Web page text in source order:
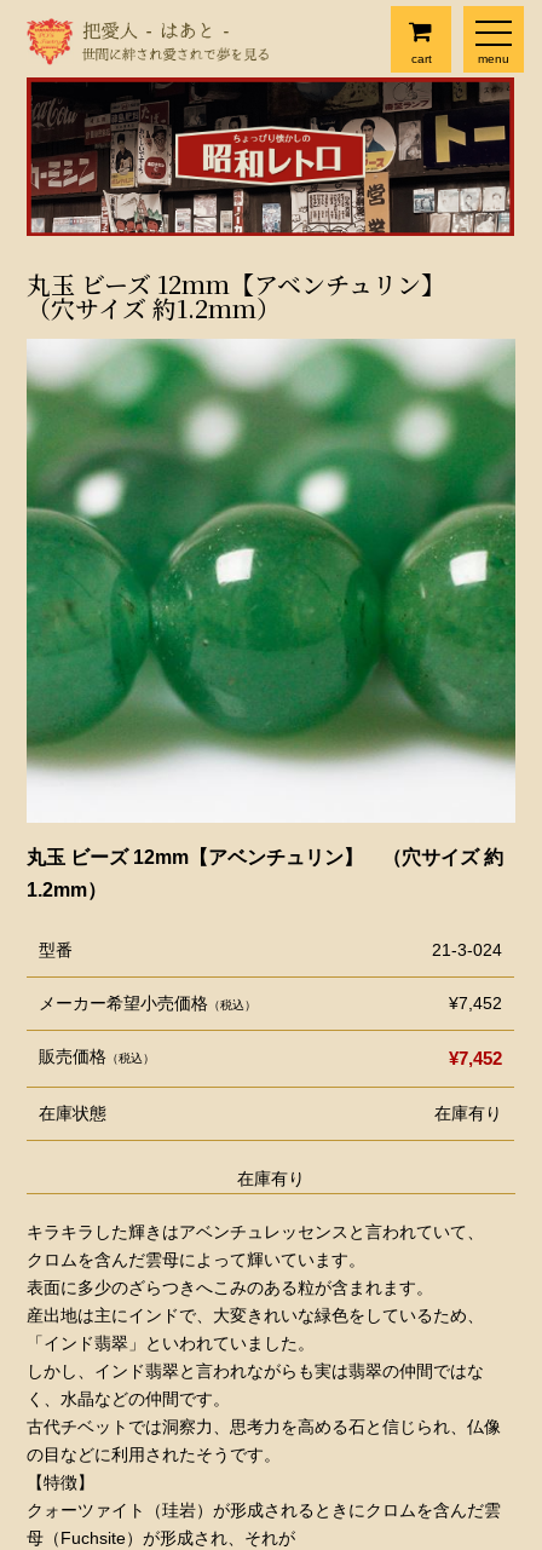
menu
cart
丸玉 ビーズ 12mm【アベンチュリン】
（穴サイズ 約1.2mm）
丸玉 ビーズ 12mm【アベンチュリン】 （穴サイズ 約
1.2mm）
型番 21-3-024
メーカー希望小売価格 （税込） ¥7,452
販売価格 （税込） ¥7,452
在庫状態 在庫有り
在庫有り
キラキラした輝きはアベンチュレッセンスと言われていて、
クロムを含んだ雲母によって輝いています。
表面に多少のざらつきへこみのある粒が含まれます。
産出地は主にインドで、大変きれいな緑色をしているため、
「インド翡翠」といわれていました。
しかし、インド翡翠と言われながらも実は翡翠の仲間ではな
く、水晶などの仲間です。
古代チベットでは洞察力、思考力を高める石と信じられ、仏像
の目などに利用されたそうです。
【特徴】
クォーツァイト（珪岩）が形成されるときにクロムを含んだ雲
母（Fuchsite）が形成され、それが